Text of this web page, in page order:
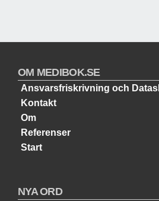
OM MEDIBOK.SE
Ansvarsfriskrivning och
Kontakt
Om
Referenser
Start
NYA ORD